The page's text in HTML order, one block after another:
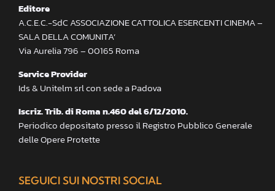
Editore
A.C.E.C.-SdC ASSOCIAZIONE CATTOLICA ESERCENTI CINEMA –
SALA DELLA COMUNITA’
Via Aurelia 796 – 00165 Roma
Service Provider
Ids & Unitelm srl con sede a Padova
Iscriz. Trib. di Roma n.460 del 6/12/2010.
Periodico depositato presso il Registro Pubblico Generale
delle Opere Protette
SEGUICI SUI NOSTRI SOCIAL